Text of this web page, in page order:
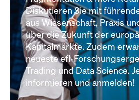
Diskutieren Sie mit
aus Wissenschaft, Praxis
über die Zukunft der
Kapitalmärkte. Zudem
neueste efl-
Trading und Data Science.
informieren und anmelden!